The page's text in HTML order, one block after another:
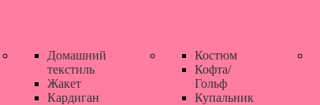
Домашний
текстиль
Жакет
Кардиган
Костюм
Кофта/
Гольф
Купальник